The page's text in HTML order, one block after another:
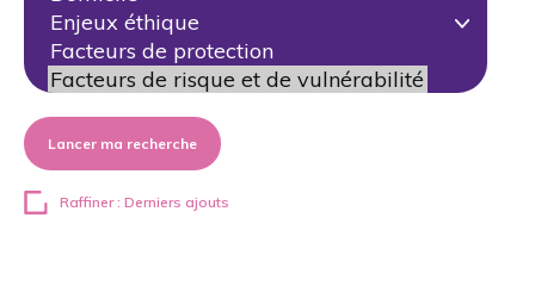
Lancer ma recherche
Raffiner : Derniers ajouts